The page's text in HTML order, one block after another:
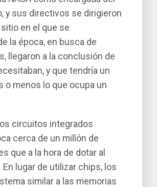
y sus directivos se dirigieron
en el que se
la época, en busca de
llegaron a la conclusión de
y que tendrí­a un
o menos lo que ocupa un
circuitos integrados
cerca de un millón de
que a la hora de dotar al
lugar de utilizar chips, los
similar a las memorias